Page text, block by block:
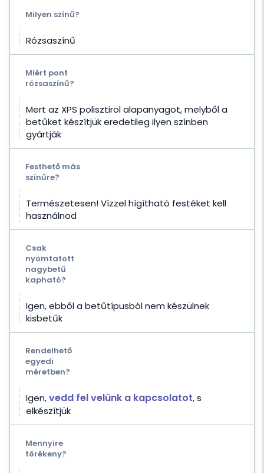
Milyen színű?
Rózsaszínű
Miért pont
rózsaszínű?
Mert az XPS polisztirol alapanyagot, melyből a
betűket készítjük eredetileg ilyen színben
gyártják
Festhető más
színűre?
Természetesen! Vízzel hígítható festéket kell
használnod
Csak
nyomtatott
nagybetű
kapható?
Igen, ebből a betűtípusból nem készülnek
kisbetűk
Rendelhető
egyedi
méretben?
Igen,vedd fel velünk a kapcsolatot, s
elkészítjük
Mennyire
törékeny?